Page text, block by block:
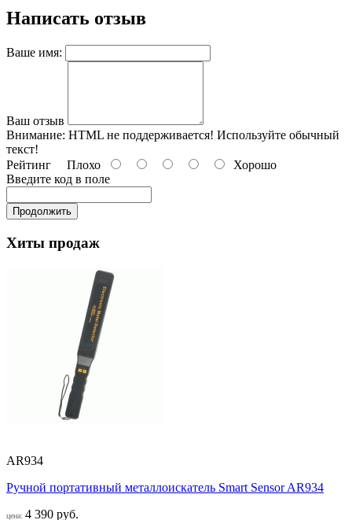
Написать отзыв
Ваше имя:
Ваш отзыв
Внимание: HTML не поддерживается! Используйте обычный
текст!
Рейтинг Плохо
Хорошо
Введите код в поле
Продолжить
Хиты продаж
AR934
Ручной портативный металлоискатель Smart Sensor AR934
цена: 4 390 руб.